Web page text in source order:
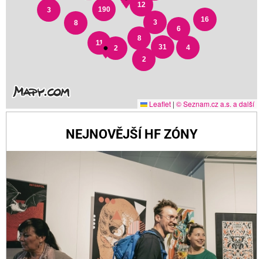
3
2
16
2
6
4
8
31
3
12
8
11
190
Leaflet | © Seznam.cz a.s. a další
NEJNOVĚJŠÍ HF ZÓNY